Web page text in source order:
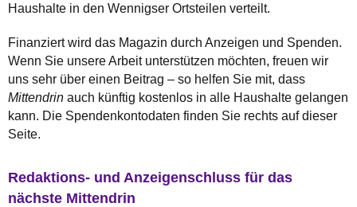
Haushalte in den Wennigser Ortsteilen verteilt.
Finanziert wird das Magazin durch Anzeigen und Spenden.
Wenn Sie unsere Arbeit unterstützen möchten, freuen wir
uns sehr über einen Beitrag – so helfen Sie mit, dass
Mittendrin auch künftig kostenlos in alle Haushalte gelangen
kann. Die Spendenkontodaten finden Sie rechts auf dieser
Seite.
Redaktions- und Anzeigenschluss für das
nächste Mittendrin